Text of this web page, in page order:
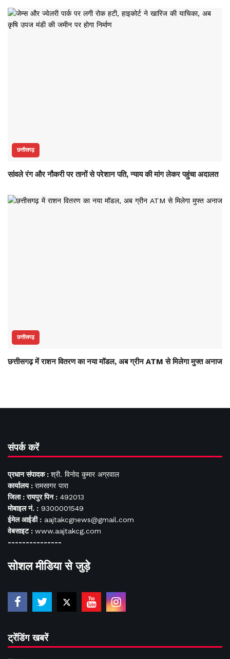
छत्तीसगढ़
सांवले रंग और नौकरी पर तानों से परेशान पति, न्याय की मांग लेकर पहुंचा अदालत
छत्तीसगढ़
छत्तीसगढ़ में राशन वितरण का नया मॉडल, अब ग्रीन ATM से मिलेगा मुफ्त अनाज
संपर्क करें
प्रधान संपादक : श्री. विनोद कुमार अग्रवाल
कार्यालय : रामसागर पारा
जिला : रायपुर पिन : 492013
मोबाइल नं. : 9300001549
ईमेल आईडी : aajtakcgnews@gmail.com
वेबसाइट : www.aajtakcg.com
---------------
सोशल मीडिया से जुड़े
ट्रेंडिंग खबरें